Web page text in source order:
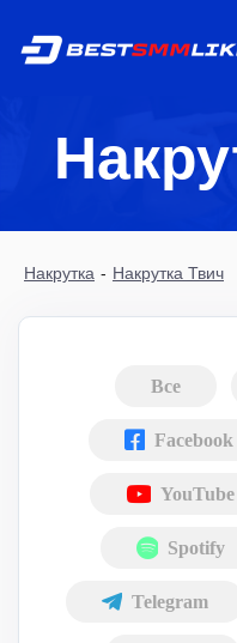
Накрутка - Накрутка Твич
Все
Facebook
YouTube
Spotify
Telegram